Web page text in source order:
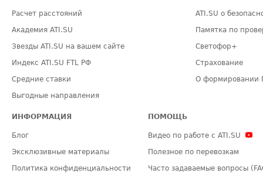
Расчет расстояний
Академия ATI.SU
Звезды ATI.SU на вашем сайте
Индекс ATI.SU FTL РФ
Средние ставки
Выгодные направления
ATI.SU о
Памятка по
Светофор+
Страхование
О формировании
ИНФОРМАЦИЯ
Блог
Эксклюзивные материалы
Политика конфиденциальности
ПОМОЩЬ
Видео по работе с ATI.SU
Полезное по перевозкам
Часто задаваемые вопросы